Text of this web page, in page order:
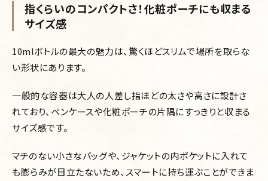
指くらいのコンパクトさ！化粧ポーチにも収まる
サイズ感
10mlボトルの最大の魅力は、驚くほどスリムで場所を取らな
い形状にあります。
一般的な容器は大人の人差し指ほどの太さや高さに設計さ
れており、ペンケースや化粧ポーチの片隅にすっきりと収まる
サイズ感です。
マチのない小さなバッグや、ジャケットの内ポケットに入れて
も膨らみが目立たないため、スマートに持ち運ぶことができま